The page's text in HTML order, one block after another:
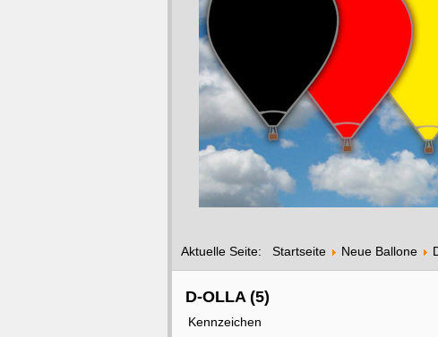
Aktuelle Seite: Startseite Neue Ballone
D-OLLA (5)
Kennzeichen